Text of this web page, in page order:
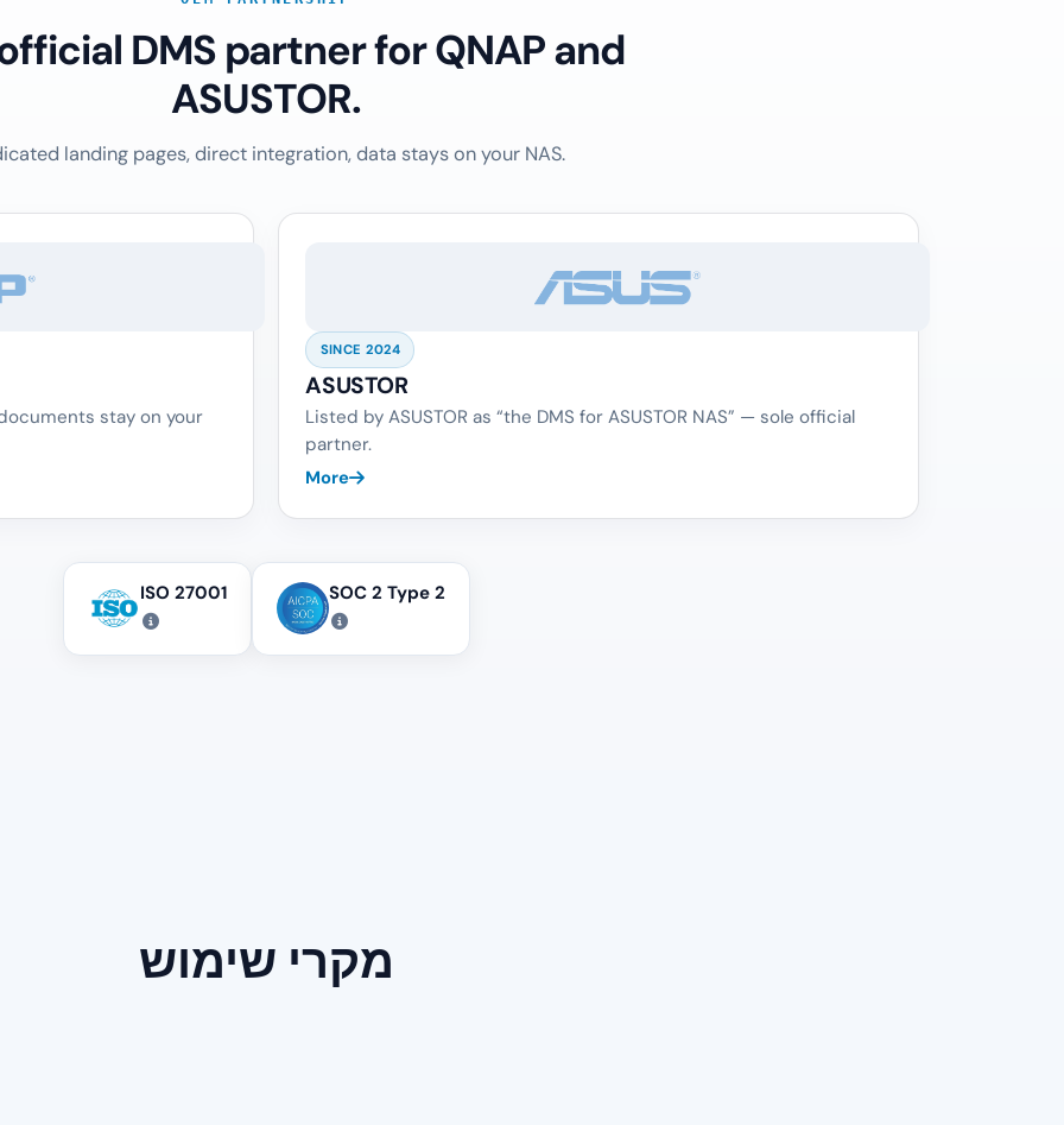
DMS partner for QNAP and
ASUSTOR.
landing pages, direct integration, data stays on your NAS.
stay on your
SINCE 2024
ASUSTOR
Listed by ASUSTOR as “the DMS for ASUSTOR NAS” — sole official
partner.
More
ISO 27001 SOC 2 Type 2
מקרי שימוש